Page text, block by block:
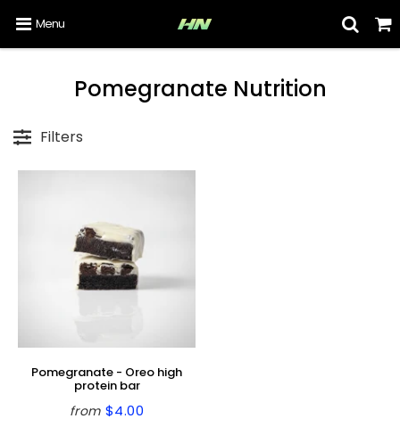
Menu
Pomegranate Nutrition
Filters
Pomegranate - Oreo high
protein bar
from Regular
$4.00